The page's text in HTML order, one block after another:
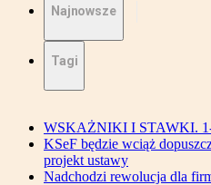
Najnowsze
Tagi
WSKAŻNIKI I STAWKI. 1-
KSeF będzie wciąż
projekt ustawy
Nadchodzi rewolucja dla